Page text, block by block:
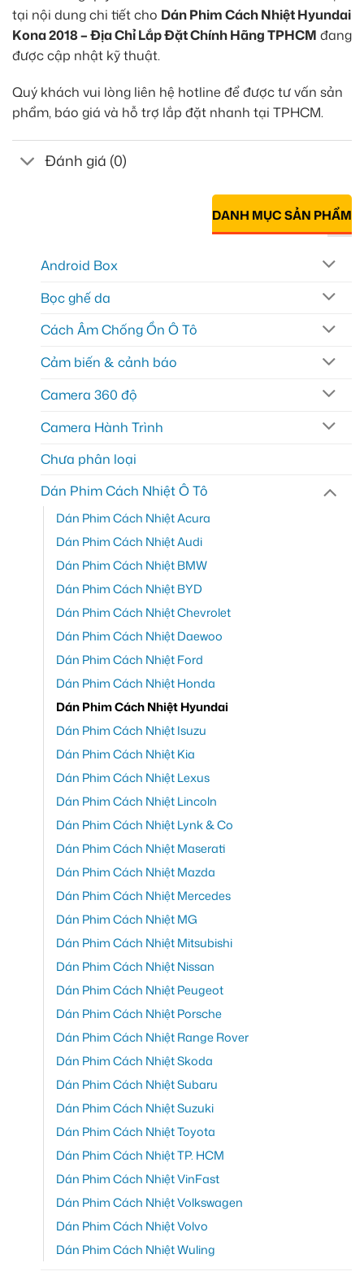
tại nội dung chi tiết cho Dán Phim Cách Nhiệt Hyundai
Kona 2018 – Địa Chỉ Lắp Đặt Chính Hãng TPHCM đang
được cập nhật kỹ thuật.
Quý khách vui lòng liên hệ hotline để được tư vấn sản
phẩm, báo giá và hỗ trợ lắp đặt nhanh tại TPHCM.
Đánh giá (0)
DANH MỤC SẢN PHẨM
Android Box
Bọc ghế da
Cách Âm Chống Ồn Ô Tô
Cảm biến & cảnh báo
Camera 360 độ
Camera Hành Trình
Chưa phân loại
Dán Phim Cách Nhiệt Ô Tô
Dán Phim Cách Nhiệt Acura
Dán Phim Cách Nhiệt Audi
Dán Phim Cách Nhiệt BMW
Dán Phim Cách Nhiệt BYD
Dán Phim Cách Nhiệt Chevrolet
Dán Phim Cách Nhiệt Daewoo
Dán Phim Cách Nhiệt Ford
Dán Phim Cách Nhiệt Honda
Dán Phim Cách Nhiệt Hyundai
Dán Phim Cách Nhiệt Isuzu
Dán Phim Cách Nhiệt Kia
Dán Phim Cách Nhiệt Lexus
Dán Phim Cách Nhiệt Lincoln
Dán Phim Cách Nhiệt Lynk & Co
Dán Phim Cách Nhiệt Maserati
Dán Phim Cách Nhiệt Mazda
Dán Phim Cách Nhiệt Mercedes
Dán Phim Cách Nhiệt MG
Dán Phim Cách Nhiệt Mitsubishi
Dán Phim Cách Nhiệt Nissan
Dán Phim Cách Nhiệt Peugeot
Dán Phim Cách Nhiệt Porsche
Dán Phim Cách Nhiệt Range Rover
Dán Phim Cách Nhiệt Skoda
Dán Phim Cách Nhiệt Subaru
Dán Phim Cách Nhiệt Suzuki
Dán Phim Cách Nhiệt Toyota
Dán Phim Cách Nhiệt TP. HCM
Dán Phim Cách Nhiệt VinFast
Dán Phim Cách Nhiệt Volkswagen
Dán Phim Cách Nhiệt Volvo
Dán Phim Cách Nhiệt Wuling